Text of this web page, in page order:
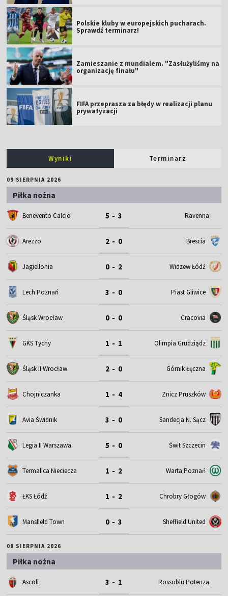
Polskie kluby w europejskich pucharach.
Sprawdź terminarz!
Zamieszanie z mundialem. "Zasłużyliśmy na
organizację finału"
FIFA przeprasza za błędy w realizacji planu
prywatyzacji
Wyniki Terminarz
09 SIERPNIA 2026
Piłka nożna
Benevento Calcio 5 - 3 Ravenna
Arezzo 2 - 0 Brescia
Jagiellonia 0 - 2 Widzew Łódź
Lech Poznań 3 - 0 Piast Gliwice
Śląsk Wrocław 0 - 0 Cracovia
GKS Tychy 1 - 1 Olimpia Grudziądz
Śląsk II Wrocław 2 - 0 Górnik Łęczna
Chojniczanka 1 - 4 Znicz Pruszków
Avia Świdnik 3 - 0 Sandecja N. Sącz
Legia II Warszawa 5 - 0 Świt Szczecin
Termalica Nieciecza 1 - 2 Warta Poznań
ŁKS Łódź 1 - 2 Chrobry Głogów
Mansfield Town 0 - 3 Sheffield United
08 SIERPNIA 2026
Piłka nożna
Ascoli 3 - 1 Rossoblu Potenza